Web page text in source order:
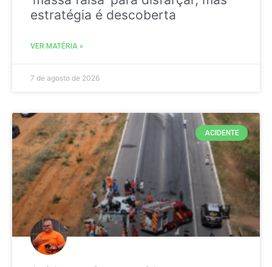
estratégia é descoberta
VER MATÉRIA »
7 de agosto de 2026
ACIDENTE